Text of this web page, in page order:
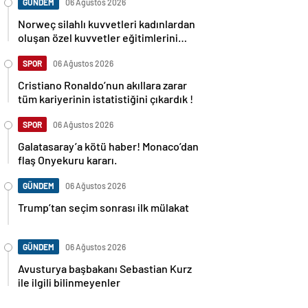
GÜNDEM 06 Ağustos 2026
Norweç silahlı kuvvetleri kadınlardan
oluşan özel kuvvetler eğitimlerini
SPOR 06 Ağustos 2026
Cristiano Ronaldo’nun akıllara zarar
tüm kariyerinin istatistiğini çıkardık !
SPOR 06 Ağustos 2026
Galatasaray’a kötü haber! Monaco’dan
flaş Onyekuru kararı.
GÜNDEM 06 Ağustos 2026
Trump’tan seçim sonrası ilk mülakat
GÜNDEM 06 Ağustos 2026
Avusturya başbakanı Sebastian Kurz
ile ilgili bilinmeyenler